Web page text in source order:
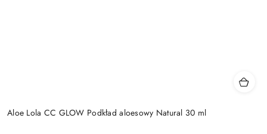
Aloe Lola CC GLOW Podkład aloesowy Natural 30 ml